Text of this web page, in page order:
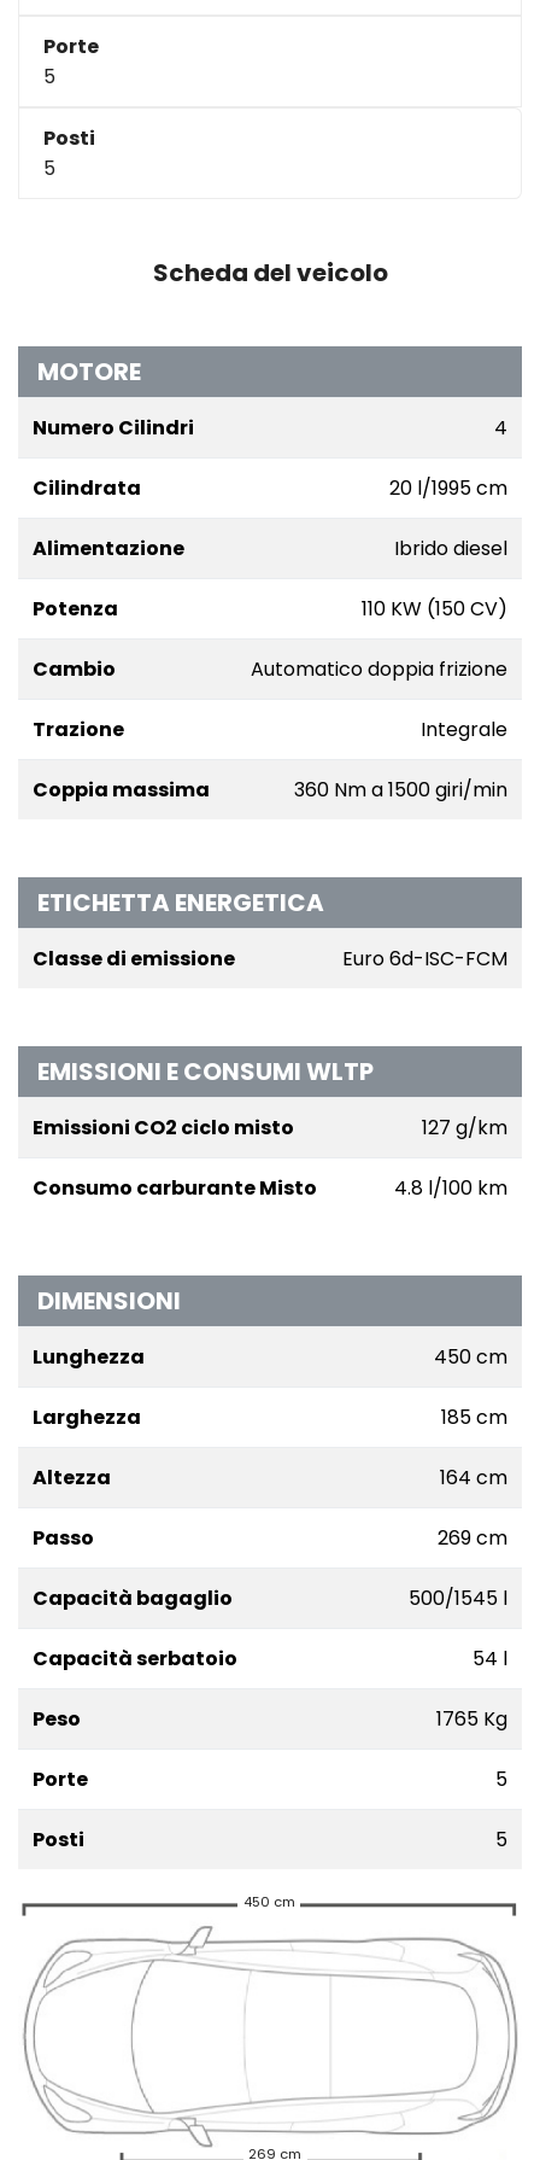
Porte
5
Posti
5
Scheda del veicolo
MOTORE
Numero Cilindri 4
Cilindrata 20 l/1995 cm
Alimentazione Ibrido diesel
Potenza 110 KW (150 CV)
Cambio Automatico doppia frizione
Trazione Integrale
Coppia massima 360 Nm a 1500 giri/min
ETICHETTA ENERGETICA
Classe di emissione Euro 6d-ISC-FCM
EMISSIONI E CONSUMI WLTP
Emissioni CO2 ciclo misto 127 g/km
Consumo carburante Misto 4.8 l/100 km
DIMENSIONI
Lunghezza 450 cm
Larghezza 185 cm
Altezza 164 cm
Passo 269 cm
Capacità bagaglio 500/1545 l
Capacità serbatoio 54 l
Peso 1765 Kg
Porte 5
Posti 5
450 cm
269 cm